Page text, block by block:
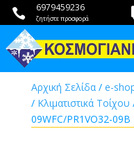
 6979459236
ζητήστε προσφορά
Αρχική Σελίδα/ e-
/ Κλιματιστικά Τοίχου
09WFC/PR1VO32-